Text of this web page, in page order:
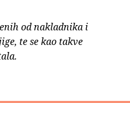
od nakladnika i
te se kao takve